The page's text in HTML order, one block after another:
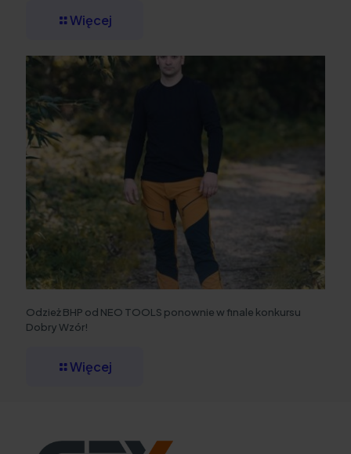
Więcej
Odzież BHP od NEO TOOLS ponownie w finale konkursu
Dobry Wzór!
Więcej